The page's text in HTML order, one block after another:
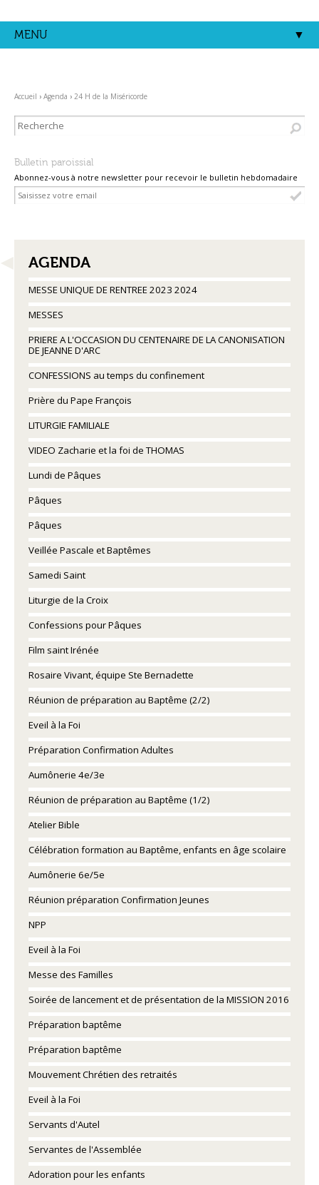
contenu.
|
MENU
Accueil › Agenda › 24 H de la Miséricorde
Bulletin paroissial
Abonnez-vous à notre newsletter pour recevoir le bulletin hebdomadaire
NAVIGATION
AGENDA
MESSE UNIQUE DE RENTREE 2023 2024
MESSES
PRIERE A L'OCCASION DU CENTENAIRE DE LA CANONISATION
DE JEANNE D'ARC
CONFESSIONS au temps du confinement
Prière du Pape François
LITURGIE FAMILIALE
VIDEO Zacharie et la foi de THOMAS
Lundi de Pâques
Pâques
Pâques
Veillée Pascale et Baptêmes
Samedi Saint
Liturgie de la Croix
Confessions pour Pâques
Film saint Irénée
Rosaire Vivant, équipe Ste Bernadette
Réunion de préparation au Baptême (2/2)
Eveil à la Foi
Préparation Confirmation Adultes
Aumônerie 4e/3e
Réunion de préparation au Baptême (1/2)
Atelier Bible
Célébration formation au Baptême, enfants en âge scolaire
Aumônerie 6e/5e
Réunion préparation Confirmation Jeunes
NPP
Eveil à la Foi
Messe des Familles
Soirée de lancement et de présentation de la MISSION 2016
Préparation baptême
Préparation baptême
Mouvement Chrétien des retraités
Eveil à la Foi
Servants d'Autel
Servantes de l'Assemblée
Adoration pour les enfants